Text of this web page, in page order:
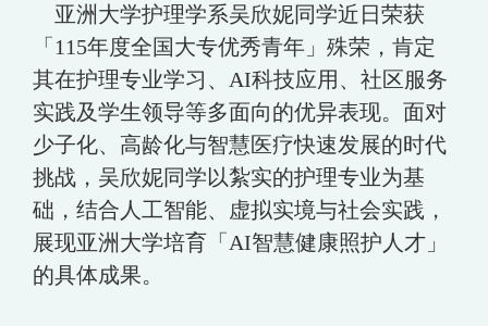
亚洲大学护理学系吴欣妮同学近日荣获
「115年度全国大专优秀青年」殊荣，肯定
其在护理专业学习、AI科技应用、社区服务
实践及学生领导等多面向的优异表现。面对
少子化、高龄化与智慧医疗快速发展的时代
挑战，吴欣妮同学以紮实的护理专业为基
础，结合人工智能、虚拟实境与社会实践，
展现亚洲大学培育「AI智慧健康照护人才」
的具体成果。